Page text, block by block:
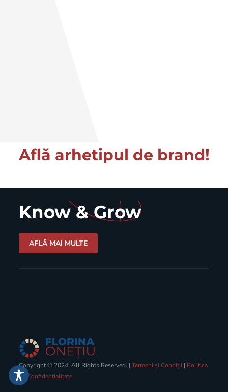
Află arhetipul de brand!
Know & Grow
AFLĂ MAI MULTE
Copyright © 2024. All Rights Reserved. |Termeni și Condiții | Politica
de Confidențialitate